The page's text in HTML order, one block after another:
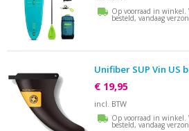
Op voorraad in winkel.
besteld, vandaag
Unifiber SUP Vin US
€ 19,95
incl. BTW
Op voorraad in winkel.
besteld, vandaag